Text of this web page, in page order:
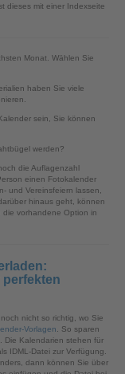
dieses mit einer Indexseite
Monat. Wählen Sie
haben Sie viele
sein, Sie können
werden?
die Auflagenzahl
einen Fotokalender
und Vereinsfeiern lassen,
hinaus geht, können
die vorhandene Option in
perfekten
nicht so richtig, wo Sie
Vorlagen . So sparen
Die Kalendarien stehen für
IDML-Datei zur Verfügung.
dann können Sie über